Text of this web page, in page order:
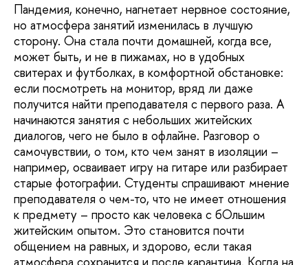
Пандемия, конечно, нагнетает нервное состояние,
но атмосфера занятий изменилась в лучшую
сторону. Она стала почти домашней, когда все,
может быть, и не в пижамах, но в удобных
свитерах и футболках, в комфортной обстановке:
если посмотреть на монитор, вряд ли даже
получится найти преподавателя с первого раза. А
начинаются занятия с небольших житейских
диалогов, чего не было в офлайне. Разговор о
самочувствии, о том, кто чем занят в изоляции –
например, осваивает игру на гитаре или разбирает
старые фотографии. Студенты спрашивают мнение
преподавателя о чем-то, что не имеет отношения
к предмету – просто как человека с бОльшим
житейским опытом. Это становится почти
общением на равных, и здорово, если такая